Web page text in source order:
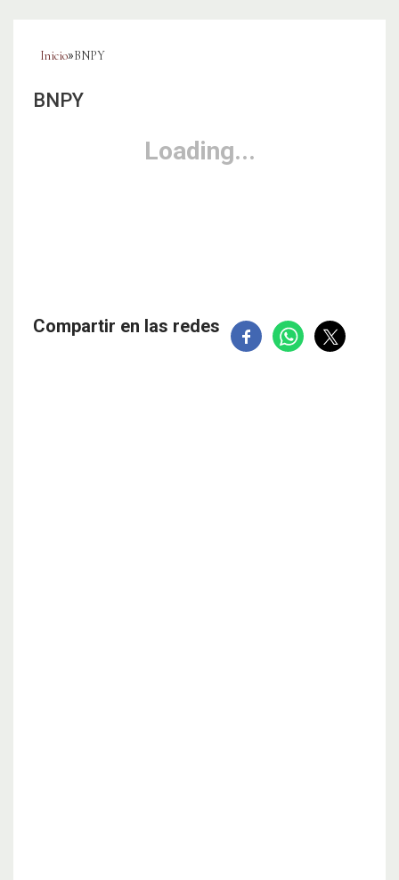
Inicio»BNPY
BNPY
Compartir en las redes